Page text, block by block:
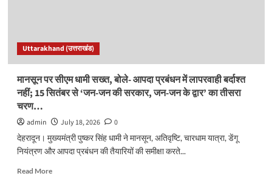
तक
गुणवत्तापूर्ण
शिक्षा…
Uttarakhand (उत्तराखंड)
मानसून पर सीएम धामी सख्त, बोले- आपदा प्रबंधन में लापरवाही बर्दाश्त
नहीं; 15 सितंबर से ‘जन-जन की सरकार, जन-जन के द्वार’ का तीसरा
चरण…
admin July 18, 2026
0
देहरादून। मुख्यमंत्री पुष्कर सिंह धामी ने मानसून, अतिवृष्टि, चारधाम यात्रा, डेंगू
नियंत्रण और आपदा प्रबंधन की तैयारियों की समीक्षा करते...
Read MoreRead